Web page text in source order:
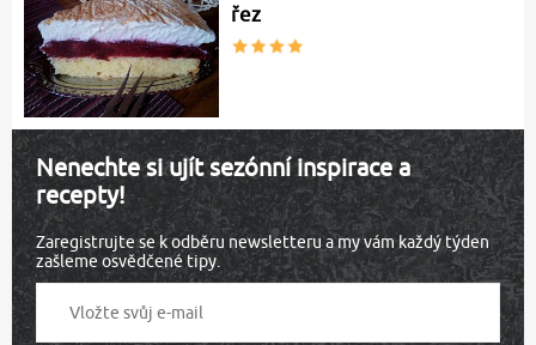
řez
Nenechte si ujít sezónní inspirace a
recepty!
Zaregistrujte se k odběru newsletteru a my vám každý týden
zašleme osvědčené tipy.